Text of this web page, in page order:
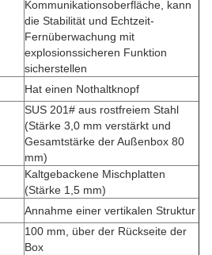
Kommunikationsoberfläche, kann
die Stabilität und Echtzeit-
Fernüberwachung mit
explosionssicheren Funktion
sicherstellen
Hat einen Nothaltknopf
SUS 201# aus rostfreiem Stahl
(Stärke 3,0 mm verstärkt und
Gesamtstärke der Außenbox 80
mm)
Kaltgebackene Mischplatten
(Stärke 1,5 mm)
Annahme einer vertikalen Struktur
100 mm, über der Rückseite der
Box